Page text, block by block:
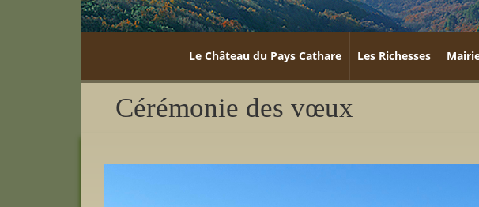
Le Château du Pays Cathare Les Richesses
Cérémonie des vœux